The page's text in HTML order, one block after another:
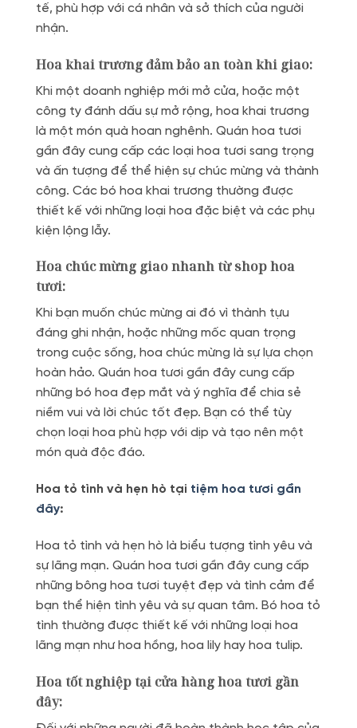
tế, phù hợp với cá nhân và sở thích của người
nhận.
Hoa khai trương đảm bảo an toàn khi giao:
Khi một doanh nghiệp mới mở cửa, hoặc một
công ty đánh dấu sự mở rộng, hoa khai trương
là một món quà hoan nghênh. Quán hoa tươi
gần đây cung cấp các loại hoa tươi sang trọng
và ấn tượng để thể hiện sự chúc mừng và thành
công. Các bó hoa khai trương thường được
thiết kế với những loại hoa đặc biệt và các phụ
kiện lộng lẫy.
Hoa chúc mừng giao nhanh từ shop hoa
tươi:
Khi bạn muốn chúc mừng ai đó vì thành tựu
đáng ghi nhận, hoặc những mốc quan trọng
trong cuộc sống, hoa chúc mừng là sự lựa chọn
hoàn hảo. Quán hoa tươi gần đây cung cấp
những bó hoa đẹp mắt và ý nghĩa để chia sẻ
niềm vui và lời chúc tốt đẹp. Bạn có thể tùy
chọn loại hoa phù hợp với dịp và tạo nên một
món quà độc đáo.
Hoa tỏ tình và hẹn hò tại tiệm hoa tươi gần
đây:
Hoa tỏ tình và hẹn hò là biểu tượng tình yêu và
sự lãng mạn. Quán hoa tươi gần đây cung cấp
những bông hoa tươi tuyệt đẹp và tình cảm để
bạn thể hiện tình yêu và sự quan tâm. Bó hoa tỏ
tình thường được thiết kế với những loại hoa
lãng mạn như hoa hồng, hoa lily hay hoa tulip.
Hoa tốt nghiệp tại cửa hàng hoa tươi gần
đây: